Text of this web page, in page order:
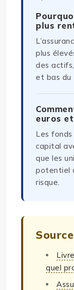
plus
plus
des
et bas du
euros
Les
capital
que les
potentiel
risque.
quel